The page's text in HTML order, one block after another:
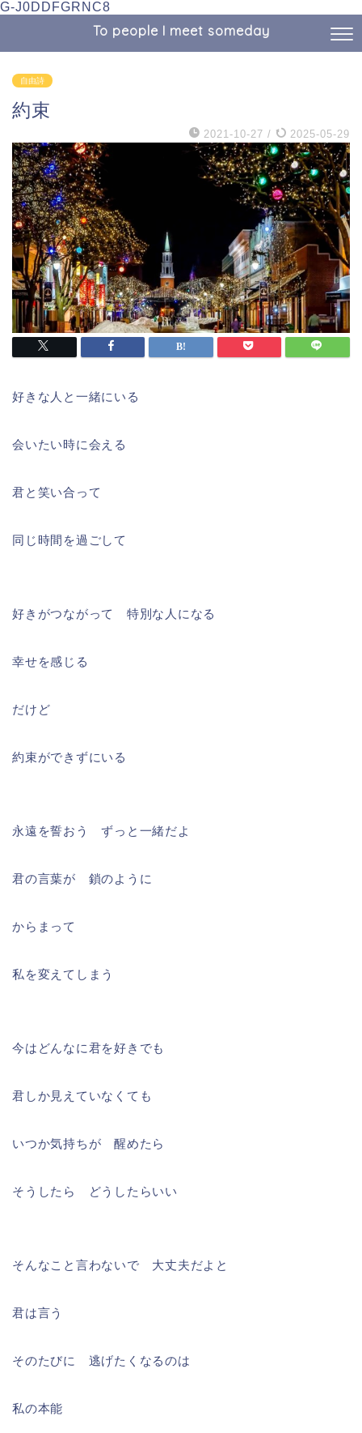
G-J0DDFGRNC8
To people I meet someday
自由詩
約束
2021-10-27 / 2025-05-29
好きな人と一緒にいる
会いたい時に会える
君と笑い合って
同じ時間を過ごして
好きがつながって 特別な人になる
幸せを感じる
だけど
約束ができずにいる
永遠を誓おう ずっと一緒だよ
君の言葉が 鎖のように
からまって
私を変えてしまう
今はどんなに君を好きでも
君しか見えていなくても
いつか気持ちが 醒めたら
そうしたら どうしたらいい
そんなこと言わないで 大丈夫だよと
君は言う
そのたびに 逃げたくなるのは
私の本能